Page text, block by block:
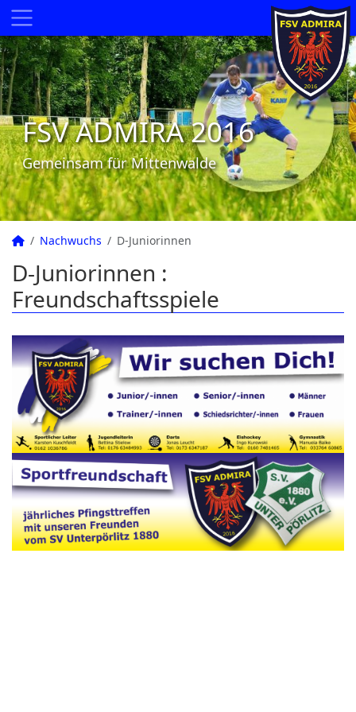
FSV ADMIRA 2016
Gemeinsam für Mittenwalde
Nachwuchs D-Juniorinnen
D-Juniorinnen :
Freundschaftsspiele